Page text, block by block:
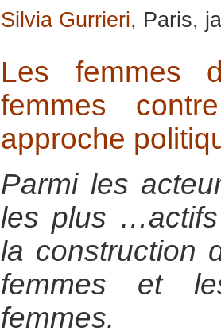
Silvia Gurrieri, Paris,
Les femmes
femmes
approche
Parmi les
les plus
la construction
femmes et
femmes.